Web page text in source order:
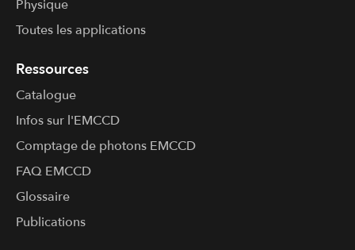
Physique
Toutes les applications
Ressources
Catalogue
Infos sur l'​EMCCD
Comptage de photons EMCCD
FAQ EMCCD
Glossaire
Publications